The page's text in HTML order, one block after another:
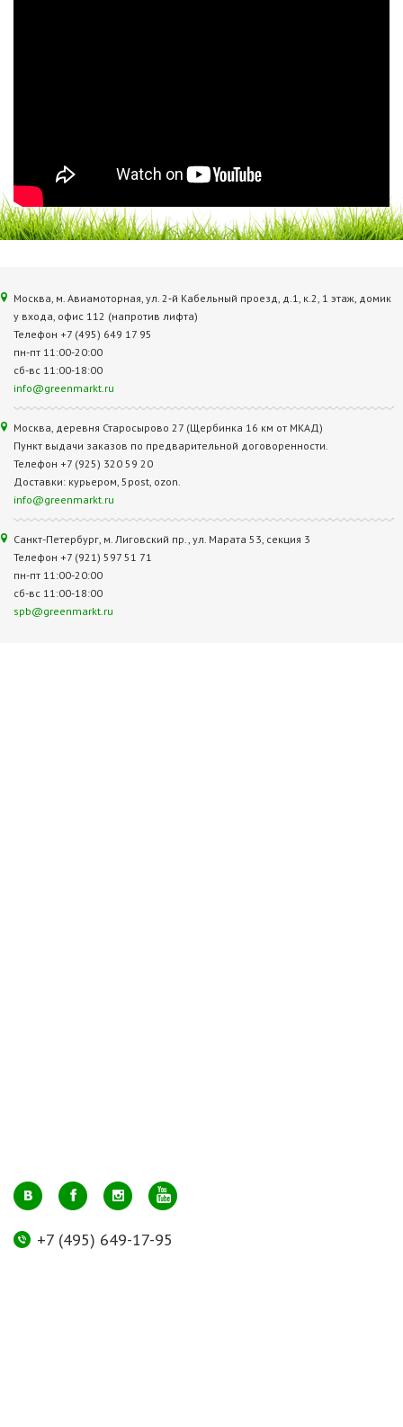
Москва, м. Авиамоторная, ул. 2‑й Кабельный проезд, д.1, к.2, 1 этаж, домик
у входа, офис 112 (напротив лифта)
Телефон +7 (495) 649 17 95
пн-пт 11:00-20:00
сб-вс 11:00-18:00
info@greenmarkt.ru
Москва, деревня Старосырово 27 (Щербинка 16 км от МКАД)
Пункт выдачи заказов по предварительной договоренности.
Телефон +7 (925) 320 59 20
Доставки: курьером, 5post, ozon.
info@greenmarkt.ru
Санкт-Петербург, м. Лиговский пр., ул. Марата 53, секция 3
Телефон +7 (921) 597 51 71
пн-пт 11:00-20:00
сб-вс 11:00-18:00
spb@greenmarkt.ru
+7 (495) 649-17-95